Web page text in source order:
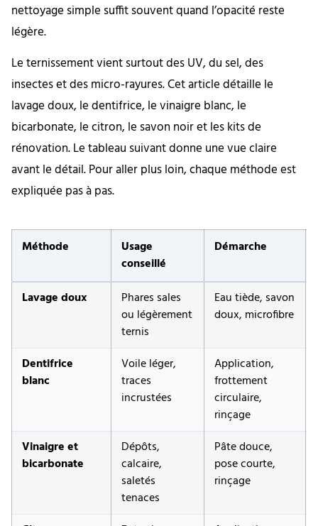
nettoyage simple suffit souvent quand l’opacité reste
légère.
Le ternissement vient surtout des UV, du sel, des
insectes et des micro-rayures. Cet article détaille le
lavage doux, le dentifrice, le vinaigre blanc, le
bicarbonate, le citron, le savon noir et les kits de
rénovation. Le tableau suivant donne une vue claire
avant le détail. Pour aller plus loin, chaque méthode est
expliquée pas à pas.
Méthode
Usage
conseillé
Démarche
Lavage doux
Phares sales
ou légèrement
ternis
Eau tiède, savon
doux, microfibre
Dentifrice
blanc
Voile léger,
traces
incrustées
Application,
frottement
circulaire,
rinçage
Vinaigre et
bicarbonate
Dépôts,
calcaire,
saletés
tenaces
Pâte douce,
pose courte,
rinçage